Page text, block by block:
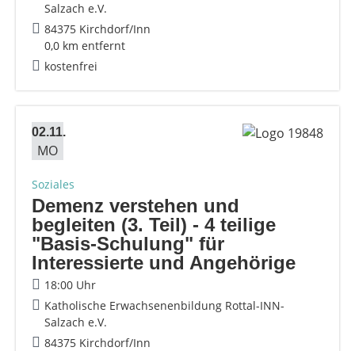
Salzach e.V.
84375 Kirchdorf/Inn
0,0 km entfernt
kostenfrei
02.11.
MO
Soziales
Demenz verstehen und
begleiten (3. Teil) - 4 teilige
"Basis-Schulung" für
Interessierte und Angehörige
18:00 Uhr
Katholische Erwachsenenbildung Rottal-INN-
Salzach e.V.
84375 Kirchdorf/Inn